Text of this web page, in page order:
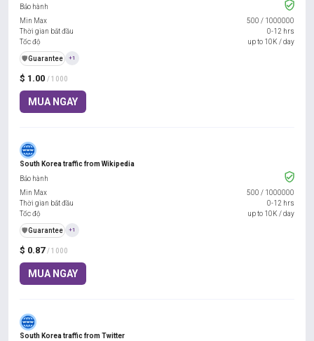
$ 1.00 / 1000
MUA NGAY
Bảo hành
Min Max
500 / 1000000
Thời gian bắt đầu
0-12 hrs
Tốc độ
up to 10K / day
️🛡️Guarantee +1
South Korea traffic from Wikipedia
$ 0.87 / 1000
MUA NGAY
Bảo hành
Min Max
500 / 1000000
Thời gian bắt đầu
0-12 hrs
Tốc độ
up to 10K / day
️🛡️Guarantee +1
South Korea traffic from Twitter